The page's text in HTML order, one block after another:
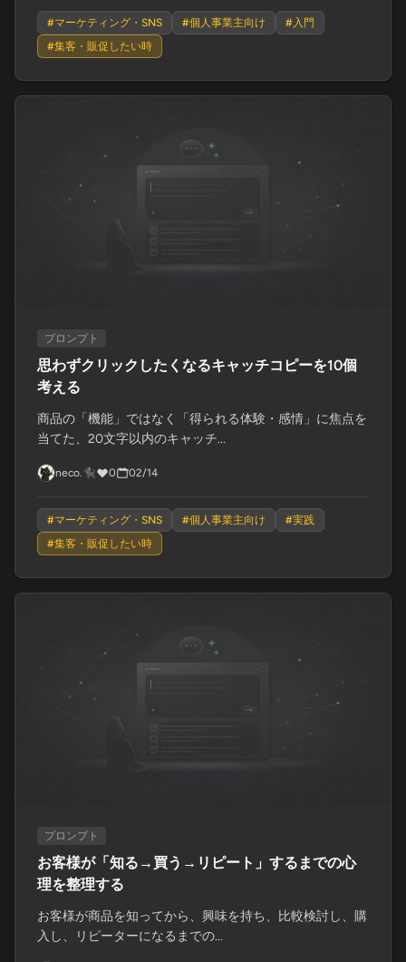
#マーケティング・SNS #個人事業主向け # 入門
#集客・販促したい時
プロンプト
思わずクリックしたくなるキャッチコピーを10個
考える
商品の「機能」ではなく「得られる体験・感情」に焦点を
当てた、20文字以内のキャッチ...
neco.🐈‍⬛ 0 02/14
#マーケティング・SNS #個人事業主向け #実践
#集客・販促したい時
プロンプト
お客様が「知る→買う→リピート」するまでの心
理を整理する
お客様が商品を知ってから、興味を持ち、比較検討し、購
入し、リピーターになるまでの...